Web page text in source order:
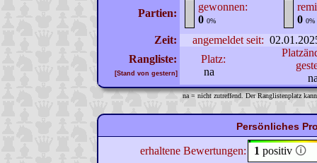
Partien:
gewonnen:
0 0%
0 0%
Zeit: angemeldet seit:
Rangliste:
[Stand von gestern]
Platz:
na
na = nicht zutreffend. Der Ranglistenplatz
Persönliches
erhaltene Bewertungen: 1 positiv 🛈